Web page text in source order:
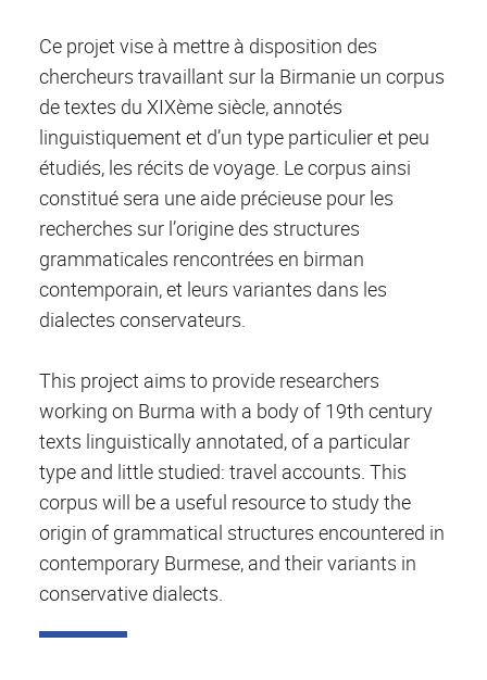
Ce projet vise à mettre à disposition des
chercheurs travaillant sur la Birmanie un corpus
de textes du XIXème siècle, annotés
linguistiquement et d’un type particulier et peu
étudiés, les récits de voyage. Le corpus ainsi
constitué sera une aide précieuse pour les
recherches sur l’origine des structures
grammaticales rencontrées en birman
contemporain, et leurs variantes dans les
dialectes conservateurs.
This project aims to provide researchers
working on Burma with a body of 19th century
texts linguistically annotated, of a particular
type and little studied: travel accounts. This
corpus will be a useful resource to study the
origin of grammatical structures encountered in
contemporary Burmese, and their variants in
conservative dialects.